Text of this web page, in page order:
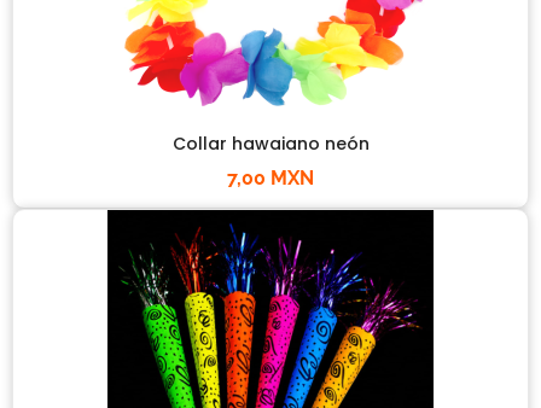
Collar hawaiano neón
7,00 MXN